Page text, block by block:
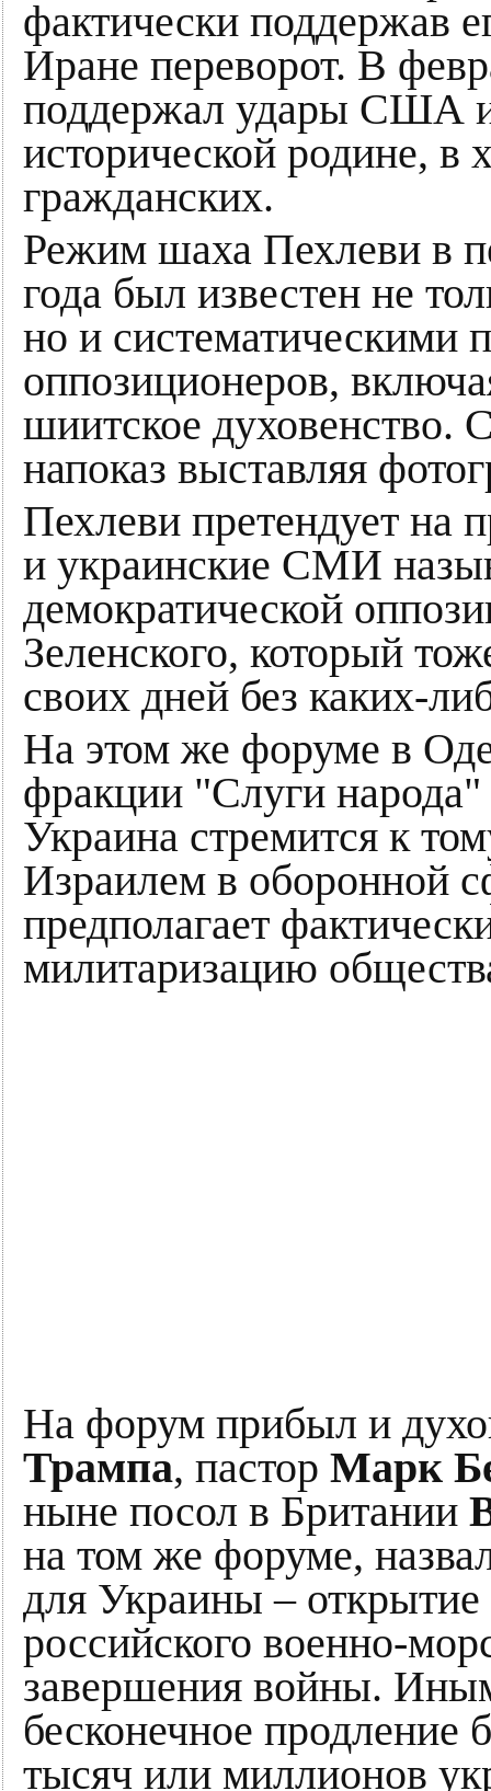
фактически поддержав
Иране переворот. В
поддержал удары США
исторической родине, в
гражданских.
Режим шаха Пехлеви в
года был известен не
но и систематическими
оппозиционеров,
шиитское духовенство.
напоказ выставляя
Пехлеви претендует на
и украинские СМИ
демократической
Зеленского, который
своих дней без каких-
На этом же форуме в
фракции "Слуги народа"
Украина стремится к
Израилем в оборонной
предполагает
милитаризацию
На форум прибыл и
Трампа, пастор Марк
ныне посол в Британии
на том же форуме,
для Украины –
российского военно-
завершения войны.
бесконечное продление
тысяч или миллионов